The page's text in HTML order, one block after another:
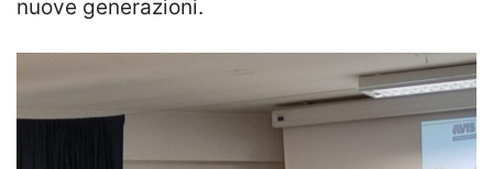
nuove generazioni.